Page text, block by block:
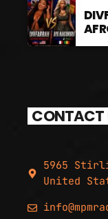
CONTACT
5965
United